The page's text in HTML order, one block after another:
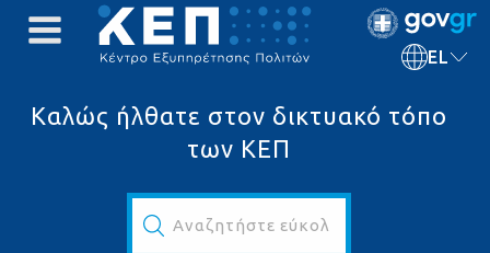
EL
Καλώς ήλθατε στον δικτυακό τόπο
των ΚΕΠ
Αναζητήστε εύκολα και γρήγορα...